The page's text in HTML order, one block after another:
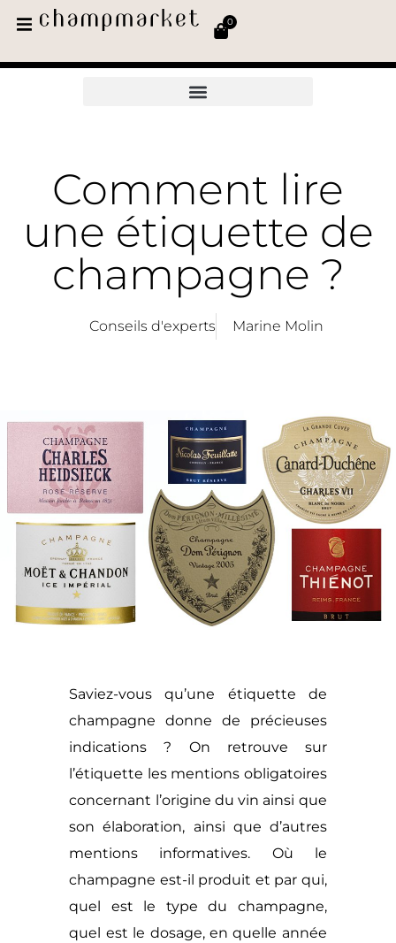
0
Comment lire
une étiquette de
champagne ?
Conseils d'experts Marine Molin
Saviez-vous qu’une étiquette de
champagne donne de précieuses
indications ? On retrouve sur
l’étiquette les mentions obligatoires
concernant l’origine du vin ainsi que
son élaboration, ainsi que d’autres
mentions informatives. Où le
champagne est-il produit et par qui,
quel est le type du champagne,
quel est le dosage, en quelle année